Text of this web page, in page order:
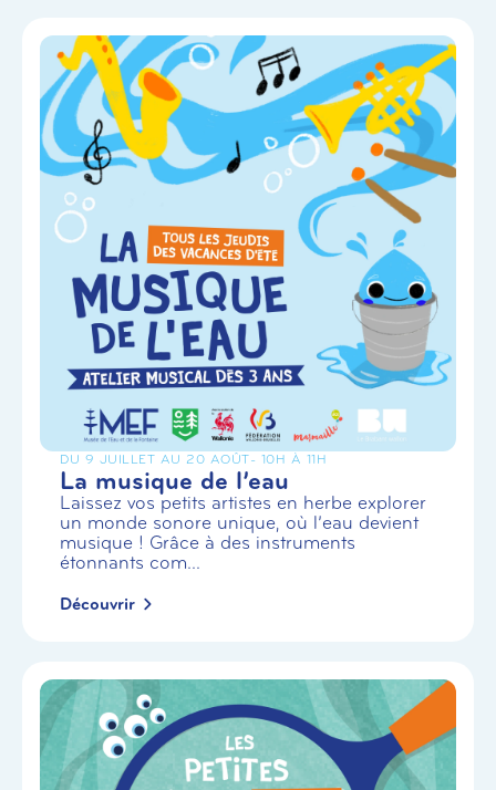
DU 9 JUILLET AU 20 AOÛT- 10H À 11H
La musique de l’eau
Laissez vos petits artistes en herbe explorer
un monde sonore unique, où l’eau devient
musique ! Grâce à des instruments
étonnants com...
Découvrir